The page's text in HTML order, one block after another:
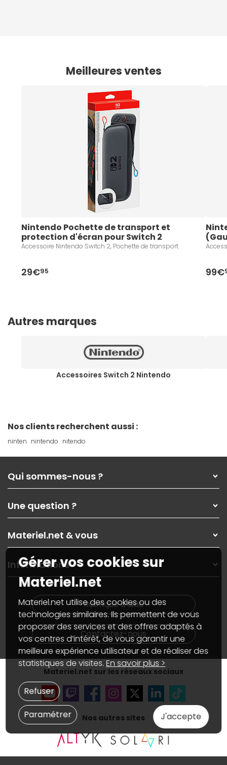
Meilleures ventes
Nintendo Pochette de transport et
protection d'écran pour Switch 2
Accessoire Nintendo Switch 2, Pochette de transport
29€95 99€
Autres marques
Accessoires Switch 2 Nintendo
Nos clients recherchent aussi :
ninten nintendo nitendo
Qui sommes-nous ?
Nos services
Les magasins Materiel.net
Nos solutions pour les pros
Contactez-nous
Une question ?
Paiement, livraison
Garanties,Pack Zen
SAV, demander un retour
Informations
Guides d'achats et tutoriels
Materiel.net & vous
On répare votre PC portable
On rachète votre carte graphique
PC sur mesure : Votre RDV personnalisé
Notre démarche écologique
Materiel.net recrute
Notre programme d'affiliation
Partenariat & Sponsoring
Informations
Plan du site
Nos marques
Conditions générales de vente
Marketplace
Informations légales
Données personnellesetcookies
Gérer vos cookies
Accessibilité : non conforme
Rubrique d'aide
Contactez-nous
Materiel.net sur les réseaux sociaux
Nos autres sites
Gérer vos cookies sur
Materiel.net
Materiel.net utilise des cookies ou des
technologies similaires. Ils permettent de vous
proposer des services et des offres adaptés à
vos centres d’intérêt, de vous garantir une
meilleure expérience utilisateur et de réaliser des
statistiques de visites.En savoir plus >
J'accepte
Paramétrer
Refuser